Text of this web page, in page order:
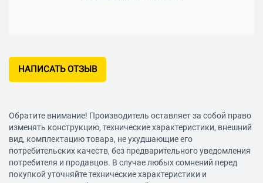
НАПИСАТЬ ОТЗЫВ
Обратите внимание! Производитель оставляет за собой право
изменять конструкцию, технические характеристики, внешний
вид, комплектацию товара, не ухудшающие его
потребительских качеств, без предварительного уведомления
потребителя и продавцов. В случае любых сомнений перед
покупкой уточняйте технические характеристики и